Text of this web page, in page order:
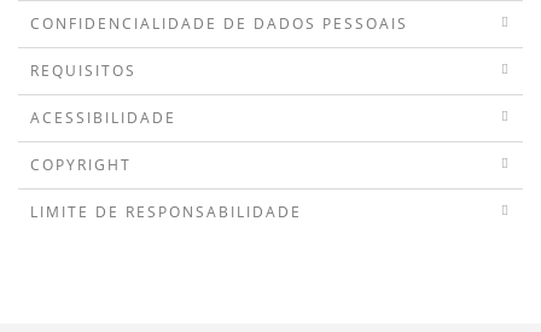
CONFIDENCIALIDADE DE DADOS PESSOAIS
REQUISITOS
ACESSIBILIDADE
COPYRIGHT
LIMITE DE RESPONSABILIDADE